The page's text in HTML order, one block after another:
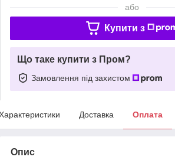
або
Купити з
Що таке купити з Пром?
Замовлення під захистом
Доставка Оплата
Опис